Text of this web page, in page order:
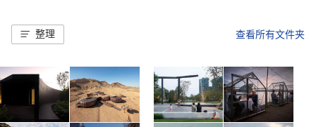
整理 查看所有文件夹